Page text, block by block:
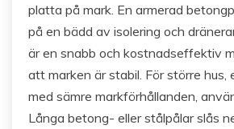
platta på mark. En armerad
på en bädd av isolering och
är en snabb och kostnadseffektiv
att marken är stabil. För större hus,
med sämre markförhållanden,
Långa betong- eller stålpålar slås